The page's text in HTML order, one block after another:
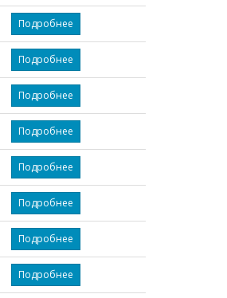
Подробнее
Подробнее
Подробнее
Подробнее
Подробнее
Подробнее
Подробнее
Подробнее